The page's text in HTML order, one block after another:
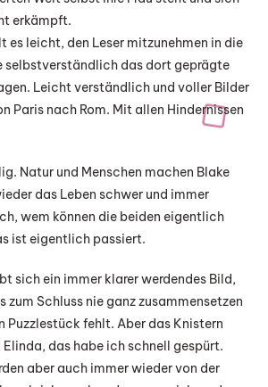
erkämpft.
es leicht, den Leser mitzunehmen in die
selbstverständlich das dort geprägte
Leicht verständlich und voller Bilder
Paris nach Rom. Mit allen Hindernissen
Natur und Menschen machen Blake
das Leben schwer und immer
wem können die beiden eigentlich
ist eigentlich passiert.
sich ein immer klarer werdendes Bild,
zum Schluss nie ganz zusammensetzen
Puzzlestück fehlt. Aber das Knistern
Elinda, das habe ich schnell gespürt.
aber auch immer wieder von der